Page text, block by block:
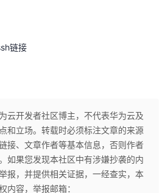
链接
云开发者社区博主，不代表华为云及
和立场。转载时必须标注文章的来源
接、文章作者等基本信息，否则作者
如果您发现本社区中有涉嫌抄袭的内
报，并提供相关证据，一经查实，本
内容，举报邮箱：